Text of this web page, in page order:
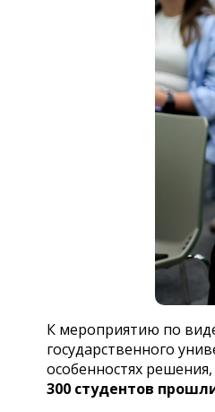
К мероприятию по
государственного
особенностях
300 студентов